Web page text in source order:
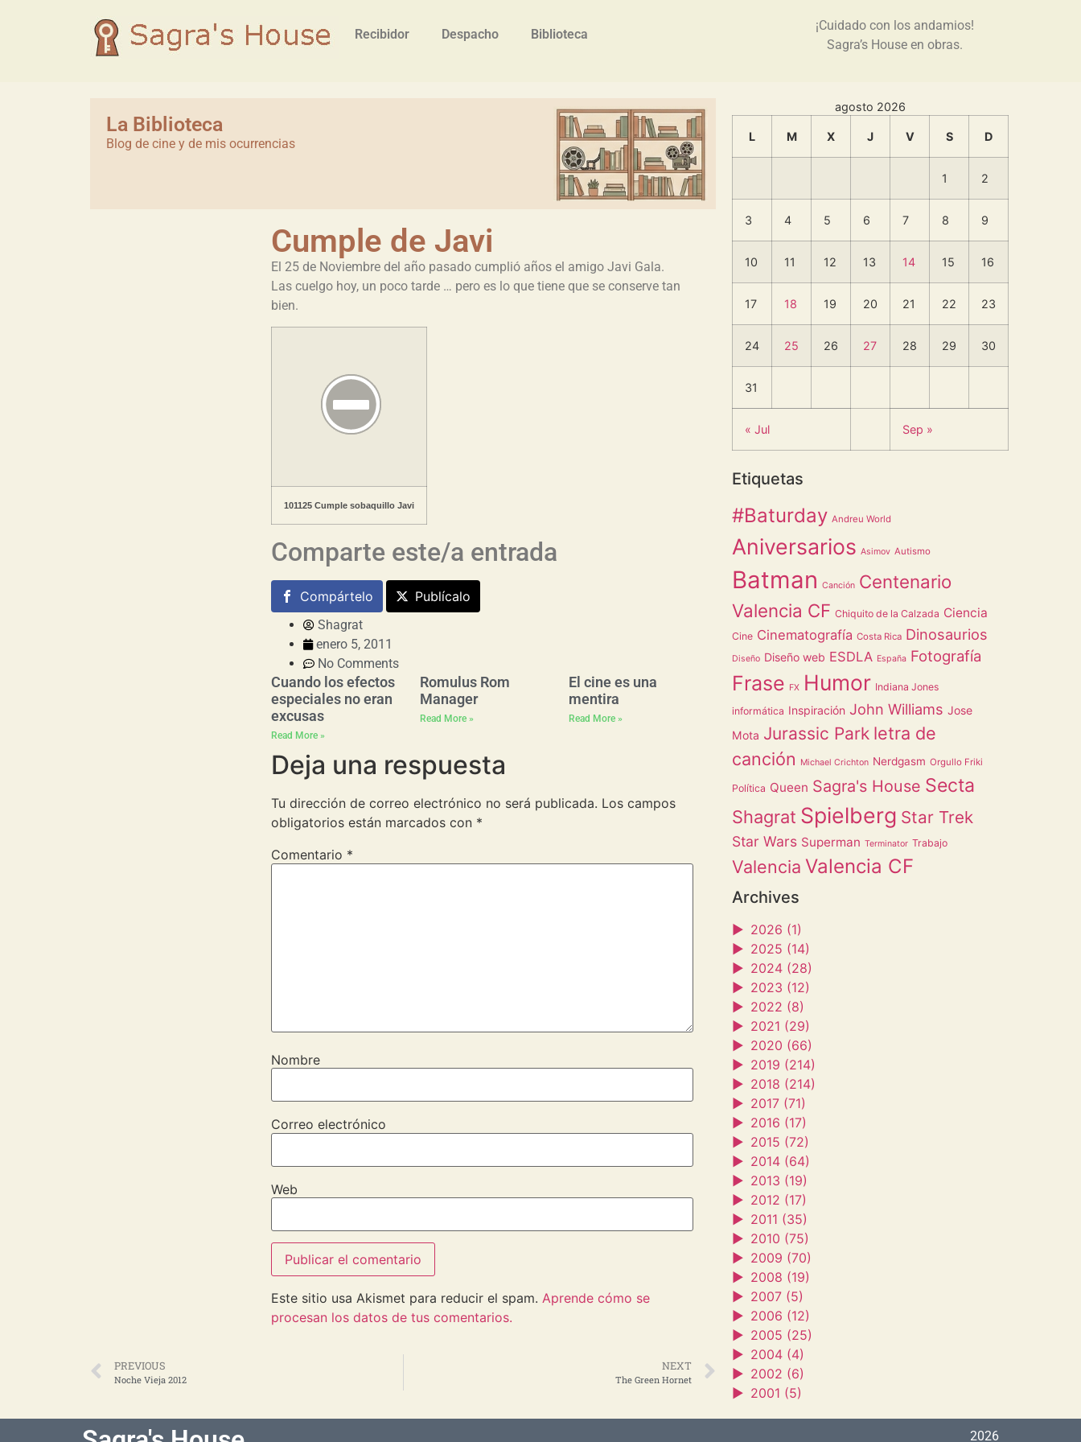
Recibidor Despacho Biblioteca
¡Cuidado con los andamios!
Sagra’s House en obras.
La Biblioteca
Blog de cine y de mis ocurrencias
Cumple de Javi
El 25 de Noviembre del año pasado cumplió años el amigo Javi Gala.
Las cuelgo hoy, un poco tarde … pero es lo que tiene que se conserve tan
bien.
101125 Cumple sobaquillo Javi
Comparte este/a entrada
Compártelo Publícalo
Shagrat
enero 5, 2011
No Comments
Cuando los efectos
especiales no eran
excusas
Read More »
Romulus Rom
Manager
Read More »
El cine es una
mentira
Read More »
Deja una respuesta
Tu dirección de correo electrónico no será publicada. Los campos
obligatorios están marcados con *
Comentario *
Nombre
Correo electrónico
Web
Este sitio usa Akismet para reducir el spam. Aprende cómo se
procesan los datos de tus comentarios.
PREVIOUS
Noche Vieja 2012
NEXT
The Green Hornet
agosto 2026
L M X J V S D
1 2
3 4 5 6 7 8 9
10 11 12 13 14 15 16
17 18 19 20 21 22 23
24 25 26 27 28 29 30
31
« Jul Sep »
Etiquetas
#Baturday Andreu World
Aniversarios Asimov Autismo
Batman Canción Centenario
Valencia CF Chiquito de la Calzada Ciencia
Cine Cinematografía Costa Rica Dinosaurios
Diseño Diseño web ESDLA España Fotografía
Frase FX Humor Indiana Jones
informática Inspiración John Williams Jose
Mota Jurassic Park letra de
canción
Michael Crichton Nerdgasm Orgullo Friki
Política Queen Sagra's House Secta
Shagrat Spielberg Star Trek
Star Wars Superman Terminator Trabajo
Valencia Valencia CF
Archives
► 2026 (1)
► 2025 (14)
► 2024 (28)
► 2023 (12)
► 2022 (8)
► 2021 (29)
► 2020 (66)
► 2019 (214)
► 2018 (214)
► 2017 (71)
► 2016 (17)
► 2015 (72)
► 2014 (64)
► 2013 (19)
► 2012 (17)
► 2011 (35)
► 2010 (75)
► 2009 (70)
► 2008 (19)
► 2007 (5)
► 2006 (12)
► 2005 (25)
► 2004 (4)
► 2002 (6)
► 2001 (5)
2026